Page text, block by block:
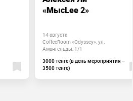
«МысLee 2»
14 августа
CoffeeRoom «Odyssey», ул.
Амангельды, 1/1
3000 тенге (в день мероприятия –
3500 тенге)